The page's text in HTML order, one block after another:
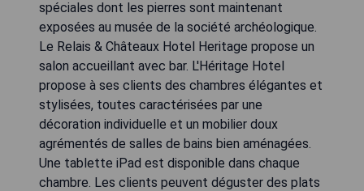
spéciales dont les pierres sont maintenant
exposées au musée de la société archéologique.
Le Relais & Châteaux Hotel Heritage propose un
salon accueillant avec bar. L'Héritage Hotel
propose à ses clients des chambres élégantes et
stylisées, toutes caractérisées par une
décoration individuelle et un mobilier doux
agrémentés de salles de bains bien aménagées.
Une tablette iPad est disponible dans chaque
chambre. Les clients peuvent déguster des plats